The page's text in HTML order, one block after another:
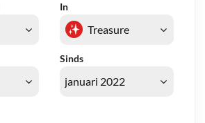
In
Sinds